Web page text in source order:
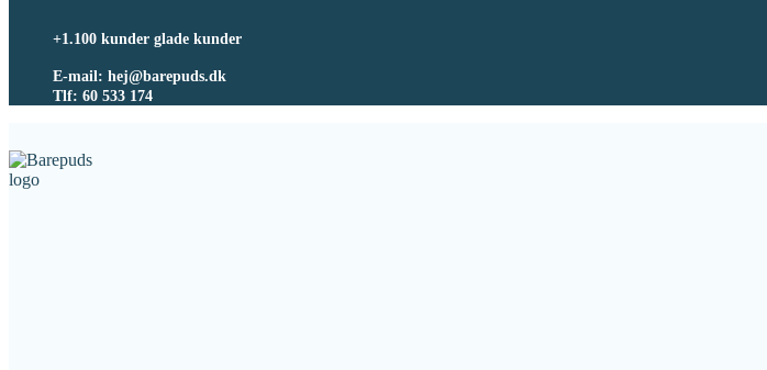
+1.100 kunder glade kunder
E-mail: hej@barepuds.dk
Tlf: 60 533 174